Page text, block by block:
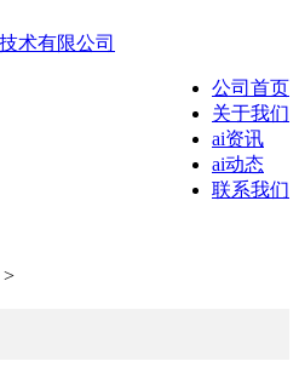
公司首页
关于我们
ai资讯
ai动态
联系我们
>